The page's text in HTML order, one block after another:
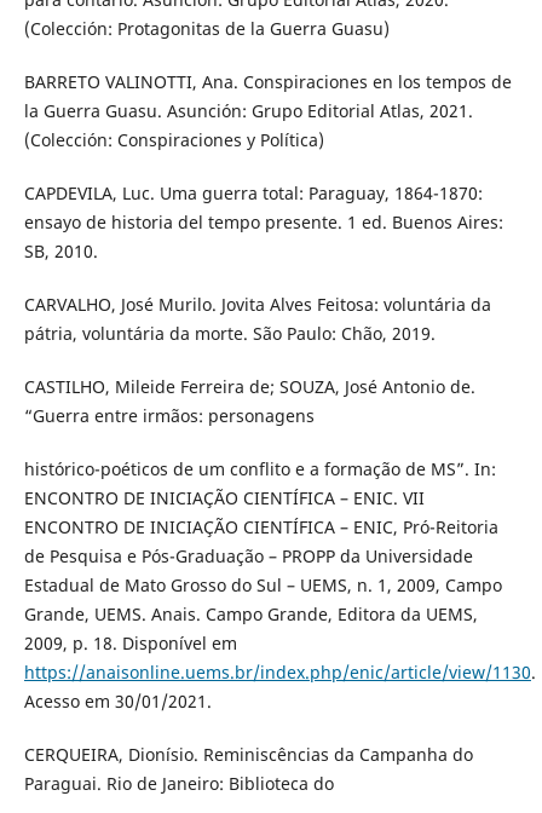
(Colección: Protagonitas de la Guerra Guasu)
BARRETO VALINOTTI, Ana. Conspiraciones en los tempos de
la Guerra Guasu. Asunción: Grupo Editorial Atlas, 2021.
(Colección: Conspiraciones y Política)
CAPDEVILA, Luc. Uma guerra total: Paraguay, 1864-1870:
ensayo de historia del tempo presente. 1 ed. Buenos Aires:
SB, 2010.
CARVALHO, José Murilo. Jovita Alves Feitosa: voluntária da
pátria, voluntária da morte. São Paulo: Chão, 2019.
CASTILHO, Mileide Ferreira de; SOUZA, José Antonio de.
“Guerra entre irmãos: personagens
histórico-poéticos de um conflito e a formação de MS”. In:
ENCONTRO DE INICIAÇÃO CIENTÍFICA – ENIC. VII
ENCONTRO DE INICIAÇÃO CIENTÍFICA – ENIC, Pró-Reitoria
de Pesquisa e Pós-Graduação – PROPP da Universidade
Estadual de Mato Grosso do Sul – UEMS, n. 1, 2009, Campo
Grande, UEMS. Anais. Campo Grande, Editora da UEMS,
2009, p. 18. Disponível em
https://anaisonline.uems.br/index.php/enic/article/view/1130.
Acesso em 30/01/2021.
CERQUEIRA, Dionísio. Reminiscências da Campanha do
Paraguai. Rio de Janeiro: Biblioteca do